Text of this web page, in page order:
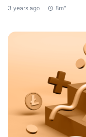
3 years ago
8m"